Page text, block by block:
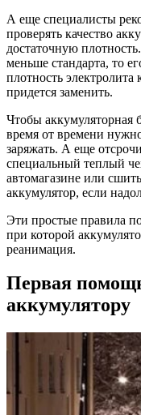
А еще специалисты
проверять качество
достаточную
меньше стандарта, то
плотность электролита
придется заменить.
Чтобы аккумуляторная
время от времени
заряжать. А еще
специальный теплый
автомагазине или
аккумулятор, если
Эти простые правила
при которой
реанимация.
Первая
аккумулятору